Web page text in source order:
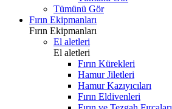
Tümünü Gör
Fırın Ekipmanları
Fırın Ekipmanları
El aletleri
El aletleri
Fırın Kürekleri
Hamur Jiletleri
Hamur Kazıyıcıları
Fırın Eldivenleri